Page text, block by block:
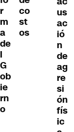
r
m
a
de
l
G
ob
ie
rn
o
co
st
os
us
ac
ió
n
de
ag
re
si
ón
fís
ic